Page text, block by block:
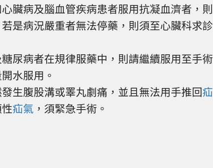
臟病及腦血管疾病患者服用抗凝血濟者，則
是病況嚴重者無法停藥，則須至心臟科求診
尿病者在規律服藥中，則請繼續服用至手術
水服用。
生腹股溝或睪丸劇痛，並且無法用手推回疝
性疝氣 ，須緊急手術。